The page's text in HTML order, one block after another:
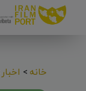
خانه> اخبار